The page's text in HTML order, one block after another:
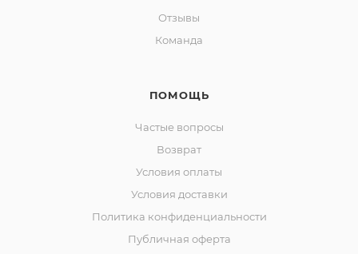
Отзывы
Команда
ПОМОЩЬ
Частые вопросы
Возврат
Условия оплаты
Условия доставки
Политика конфиденциальности
Публичная оферта